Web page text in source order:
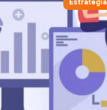
Estrategia